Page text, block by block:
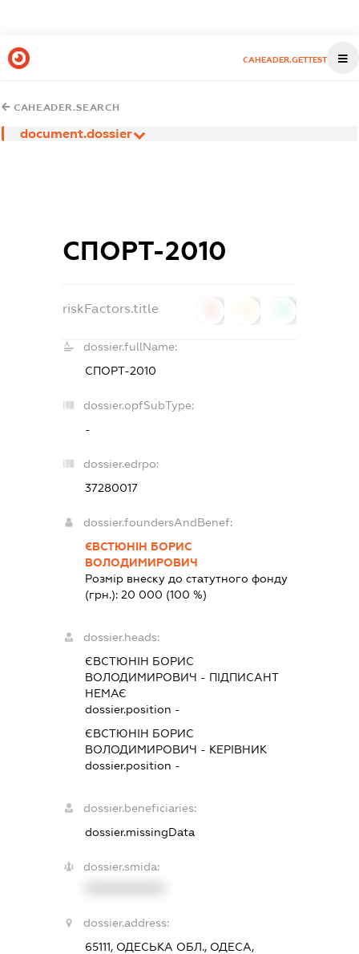
CAHEADER.GETTEST
CAHEADER.SEARCH
document.dossier
СПОРТ-2010
riskFactors.title
dossier.fullName:
СПОРТ-2010
dossier.opfSubType:
-
dossier.edrpo:
37280017
dossier.foundersAndBenef:
ЄВСТЮНІН БОРИС
ВОЛОДИМИРОВИЧ
Розмір внеску до статутного фонду
(грн.): 20 000 (100 %)
dossier.heads:
ЄВСТЮНІН БОРИС
ВОЛОДИМИРОВИЧ - ПІДПИСАНТ
НЕМАЄ
dossier.position -
ЄВСТЮНІН БОРИС
ВОЛОДИМИРОВИЧ - КЕРІВНИК
dossier.position -
dossier.beneficiaries:
dossier.missingData
dossier.smida:
dossier.address:
65111, ОДЕСЬКА ОБЛ., ОДЕСА,